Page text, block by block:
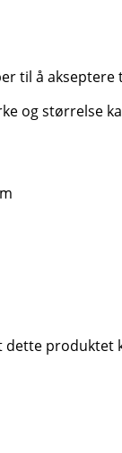
til å
og størrelse
produktet